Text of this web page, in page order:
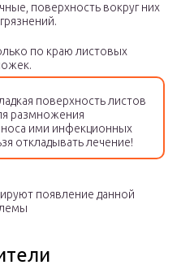
поверхность вокруг них
по краю листовых
поверхность листов
размножения
ими инфекционных
откладывать лечение!
появление данной